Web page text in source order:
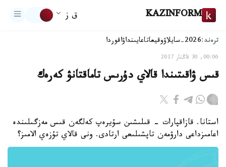
KAZINFORM ق ز
ترەند:2026-سايلاۋ وقيعاتاعايىنداۋاقوردا
00:06, 30 قاڭتار 2017
قىس ۋاقىتىندا قالاي دۇرىس تاماقتانۋ كەرەك
استانا. قازاقپارات - قىلىشىن سۇيرەپ كەلگەن قىس مەزگىلىندە
اعامىزداعى دارۋمەن تاپشىلىعى ارتادى. ونى قالاي تۇزەي الامىز؟